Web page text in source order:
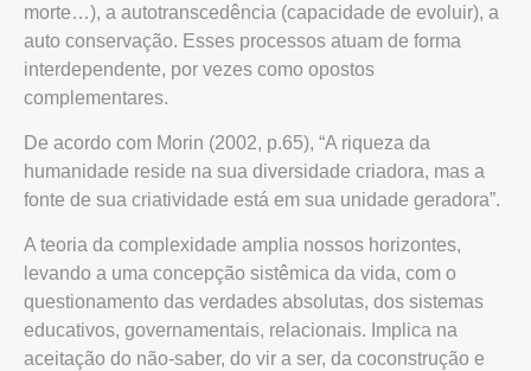
morte…), a autotranscedência (capacidade de evoluir), a
auto conservação. Esses processos atuam de forma
interdependente, por vezes como opostos
complementares.
De acordo com Morin (2002, p.65), “A riqueza da
humanidade reside na sua diversidade criadora, mas a
fonte de sua criatividade está em sua unidade geradora”.
A teoria da complexidade amplia nossos horizontes,
levando a uma concepção sistêmica da vida, com o
questionamento das verdades absolutas, dos sistemas
educativos, governamentais, relacionais. Implica na
aceitação do não-saber, do vir a ser, da coconstrução e